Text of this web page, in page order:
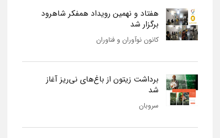
هفتاد و نهمین رویداد همفکر شاهرود
برگزار شد
کانون نوآوران و فناوران
برداشت زیتون از باغ‌های نی‌ریز آغاز
شد
سروبان